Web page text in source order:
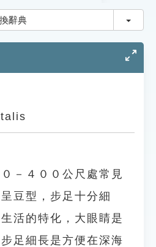
辭典 切換
－４００公尺處常見
豆型，步足十分細
活的特化，大眼睛是
足細長是方便在深海